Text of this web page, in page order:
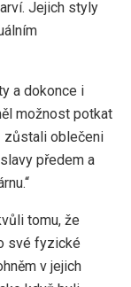
Jejich styly
a dokonce i
možnost potkat
zůstali oblečeni
předem a
tomu, že
své fyzické
v jejich